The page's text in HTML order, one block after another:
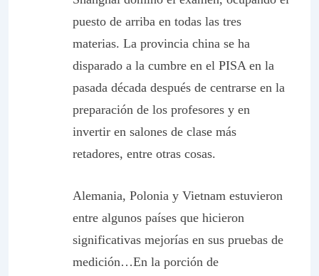
puesto de arriba en todas las tres
materias. La provincia china se ha
disparado a la cumbre en el PISA en la
pasada década después de centrarse en la
preparación de los profesores y en
invertir en salones de clase más
retadores, entre otras cosas.
Alemania, Polonia y Vietnam estuvieron
entre algunos países que hicieron
significativas mejorías en sus pruebas de
medición…En la porción de